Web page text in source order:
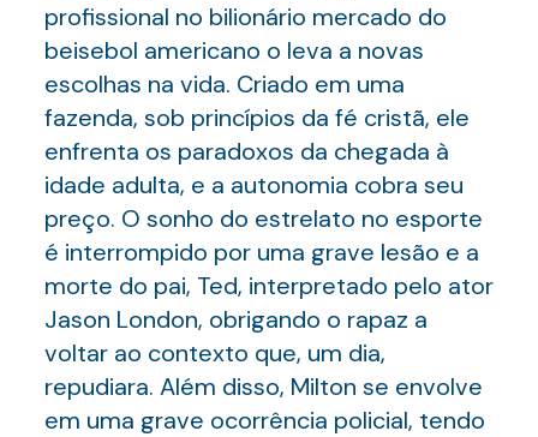
profissional no bilionário mercado do
beisebol americano o leva a novas
escolhas na vida. Criado em uma
fazenda, sob princípios da fé cristã, ele
enfrenta os paradoxos da chegada à
idade adulta, e a autonomia cobra seu
preço. O sonho do estrelato no esporte
é interrompido por uma grave lesão e a
morte do pai, Ted, interpretado pelo ator
Jason London, obrigando o rapaz a
voltar ao contexto que, um dia,
repudiara. Além disso, Milton se envolve
em uma grave ocorrência policial, tendo